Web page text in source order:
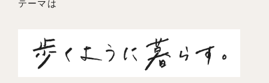
テーマは